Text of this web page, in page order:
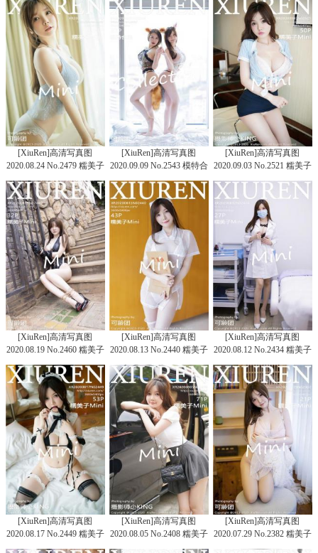
[XiuRen]高清写真图
2020.08.24 No.2479 糯美子
[XiuRen]高清写真图
2020.09.09 No.2543 模特合
[XiuRen]高清写真图
2020.09.03 No.2521 糯美子
[XiuRen]高清写真图
2020.08.19 No.2460 糯美子
Mini
[XiuRen]高清写真图
2020.08.13 No.2440 糯美子
Mini
[XiuRen]高清写真图
2020.08.12 No.2434 糯美子
Mini
[XiuRen]高清写真图
2020.08.17 No.2449 糯美子
Mini
[XiuRen]高清写真图
2020.08.05 No.2408 糯美子
[XiuRen]高清写真图
2020.07.29 No.2382 糯美子
Mini